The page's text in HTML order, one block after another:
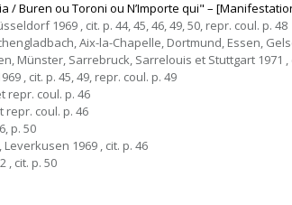
/ Buren ou Toroni ou N’Importe qui" –
1969 , cit. p. 44, 45, 46, 49, 50, repr. coul. p. 48
Aix-la-Chapelle, Dortmund, Essen,
Münster, Sarrebruck, Sarrelouis et Stuttgart 1971 ,
, cit. p. 45, 49, repr. coul. p. 49
repr. coul. p. 46
repr. coul. p. 46
p. 50
, Leverkusen 1969 , cit. p. 46
, cit. p. 50